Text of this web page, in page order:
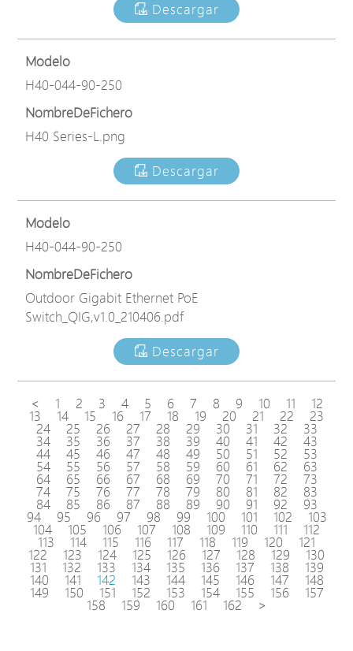
Descargar
Modelo
H40-044-90-250
NombreDeFichero
H40 Series-L.png
Descargar
Modelo
H40-044-90-250
NombreDeFichero
Outdoor Gigabit Ethernet PoE
Switch_QIG,v1.0_210406.pdf
Descargar
< 1 2 3 4 5 6 7 8 9 10 11 12
13 14 15 16 17 18 19 20 21 22 23
24 25 26 27 28 29 30 31 32 33
34 35 36 37 38 39 40 41 42 43
44 45 46 47 48 49 50 51 52 53
54 55 56 57 58 59 60 61 62 63
64 65 66 67 68 69 70 71 72 73
74 75 76 77 78 79 80 81 82 83
84 85 86 87 88 89 90 91 92 93
94 95 96 97 98 99 100 101 102 103
104 105 106 107 108 109 110 111 112
113 114 115 116 117 118 119 120 121
122 123 124 125 126 127 128 129 130
131 132 133 134 135 136 137 138 139
140 141 142 143 144 145 146 147 148
149 150 151 152 153 154 155 156 157
158 159 160 161 162 >